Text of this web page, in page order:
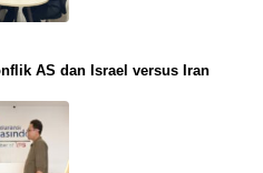
AS dan Israel versus Iran